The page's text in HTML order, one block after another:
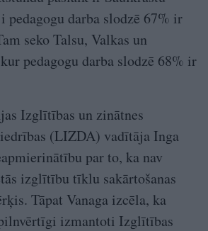
pedagogu darba slodzē 67% ir
seko Talsu, Valkas un
pedagogu darba slodzē 68% ir
Izglītības un zinātnes
(LIZDA) vadītāja Inga
par to, ka nav
izglītību tīklu sakārtošanas
Tāpat Vanaga izcēla, ka
izmantoti Izglītības